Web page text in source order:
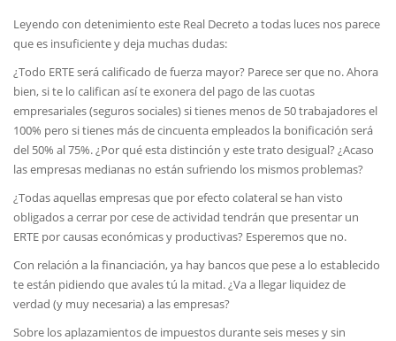
Leyendo con detenimiento este Real Decreto a todas luces nos parece
que es insuficiente y deja muchas dudas:
¿Todo ERTE será calificado de fuerza mayor? Parece ser que no. Ahora
bien, si te lo califican así te exonera del pago de las cuotas
empresariales (seguros sociales) si tienes menos de 50 trabajadores el
100% pero si tienes más de cincuenta empleados la bonificación será
del 50% al 75%. ¿Por qué esta distinción y este trato desigual? ¿Acaso
las empresas medianas no están sufriendo los mismos problemas?
¿Todas aquellas empresas que por efecto colateral se han visto
obligados a cerrar por cese de actividad tendrán que presentar un
ERTE por causas económicas y productivas? Esperemos que no.
Con relación a la financiación, ya hay bancos que pese a lo establecido
te están pidiendo que avales tú la mitad. ¿Va a llegar liquidez de
verdad (y muy necesaria) a las empresas?
Sobre los aplazamientos de impuestos durante seis meses y sin